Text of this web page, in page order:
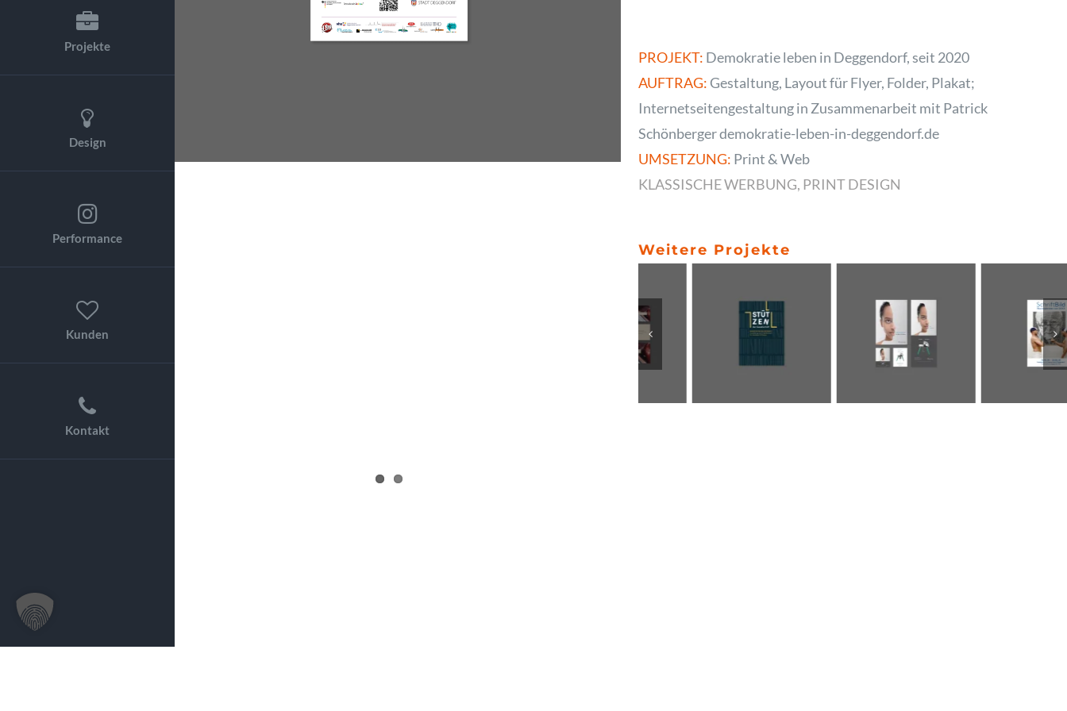
Projekte
Design
Performance
Kunden
Kontakt
PROJEKT: Demokratie leben in Deggendorf, seit 2020
AUFTRAG: Gestaltung, Layout für Flyer, Folder, Plakat;
Internetseitengestaltung in Zusammenarbeit mit Patrick
Schönberger demokratie-leben-in-deggendorf.de
UMSETZUNG: Print & Web
KLASSISCHE WERBUNG, PRINT DESIGN
Weitere Projekte